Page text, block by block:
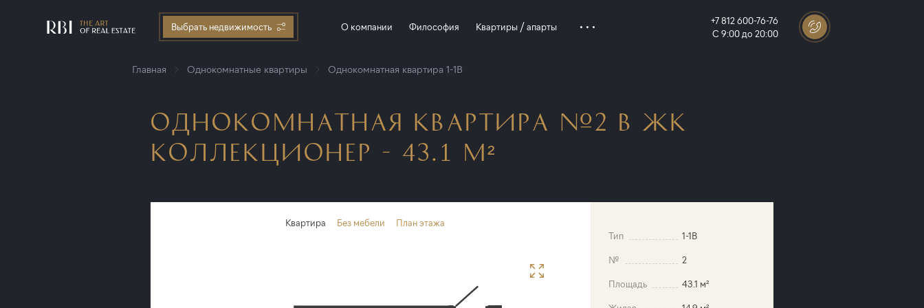
Выбрать недвижимость О компании Философия Квартиры / апарты
+7 812 600-76-76
С 9:00 до 20:00
Главная Однокомнатные квартиры Однокомнатная квартира 1-1B
ОДНОКОМНАТНАЯ КВАРТИРА №2 В ЖК
КОЛЛЕКЦИОНЕР - 43.1 М²
Квартира Без мебели План этажа
Тип 1-1B
№ 2
Площадь 43.1 м²